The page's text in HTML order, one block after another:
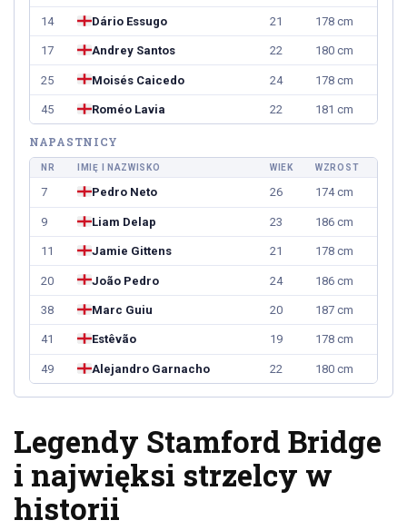
14 Dário Essugo 21 178 cm
17 Andrey Santos 22 180 cm
25 Moisés Caicedo 24 178 cm
45 Roméo Lavia 22 181 cm
NAPASTNICY
NR IMIĘ I NAZWISKO WIEK WZROST
7 Pedro Neto 26 174 cm
9 Liam Delap 23 186 cm
11 Jamie Gittens 21 178 cm
20 João Pedro 24 186 cm
38 Marc Guiu 20 187 cm
41 Estêvão 19 178 cm
49 Alejandro Garnacho 22 180 cm
Legendy Stamford Bridge
i najwięksi strzelcy w
historii